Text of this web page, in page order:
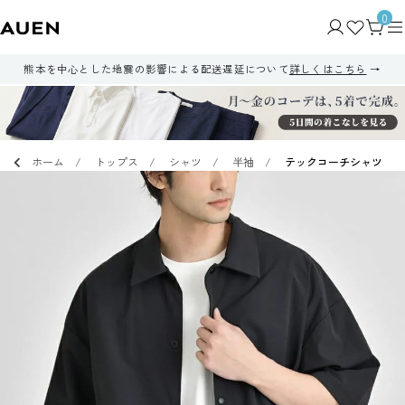
0
熊本を中心とした地震の影響による配送遅延について詳しくはこちら
ホーム トップス シャツ 半袖 テックコーチシャツ